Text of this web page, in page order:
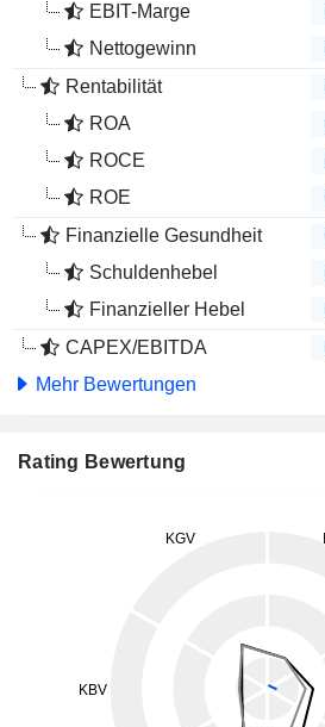
EBIT-Marge
Nettogewinn
Rentabilität
ROA
ROCE
ROE
Finanzielle Gesundheit
Schuldenhebel
Finanzieller Hebel
CAPEX/EBITDA
Mehr Bewertungen
Rating Bewertung